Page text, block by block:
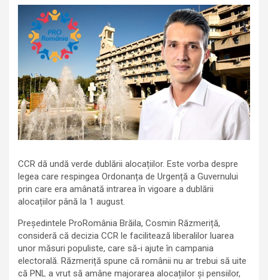
CCR dă undă verde dublării alocațiilor. Este vorba despre
legea care respingea Ordonanța de Urgență a Guvernului
prin care era amânată intrarea în vigoare a dublării
alocațiilor până la 1 august.
Președintele ProRomânia Brăila, Cosmin Răzmeriță,
consideră că decizia CCR le facilitează liberalilor luarea
unor măsuri populiste, care să-i ajute în campania
electorală. Răzmeriță spune că românii nu ar trebui să uite
că PNL a vrut să amâne majorarea alocațiilor și pensiilor,